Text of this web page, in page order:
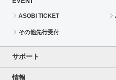
ASOBI TICKET
その他先行受付
サポート
情報